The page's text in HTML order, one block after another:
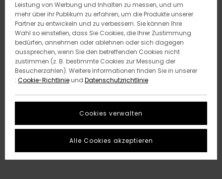
Leistung von Werbung und Inhalten zu messen, und um
mehr über ihr Publikum zu erfahren, um die Produkte unserer
Partner zu entwickeln und zu verbessern. Sie können Ihre
Wahl so einstellen, dass Sie Cookies, die Ihrer Zustimmung
bedürfen, annehmen oder ablehnen oder sich dagegen
aussprechen, wenn Sie den betreffenden Cookies nicht
zustimmen (z. B. bestimmte Cookies zur Messung der
Besucherzahlen). Weitere Informationen finden Sie in unserer
: Cookie-Richtlinieund Datenschutzrichtlinie
Cookies verwalten
Alle Cookies akzeptieren